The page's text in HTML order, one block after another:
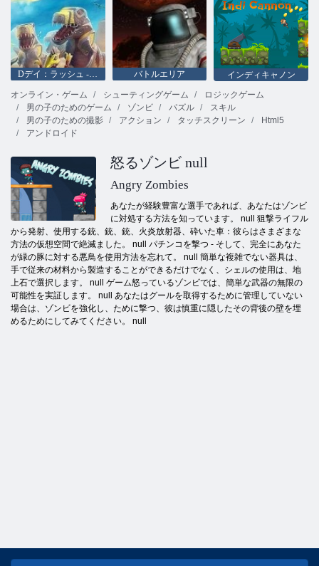
Dデイ：ラッシュ - タワーディフェンス バトルエリア
インディキャノン
オンライン・ゲーム
シューティングゲーム
ロジックゲーム
男の子のためのゲーム
ゾンビ パズル
スキル
男の子のための撮影
アクション タッチスクリーン
Html5
アンドロイド
怒るゾンビ null
Angry Zombies
あなたが経験豊富な選手であれば、あなたはゾンビ
に対処する方法を知っています。 null 狙撃ライフル
から発射、使用する銃、銃、銃、火炎放射器、砕いた車：彼らはさまざまな
方法の仮想空間で絶滅ました。 null パチンコを撃つ - そして、完全にあなた
が緑の豚に対する悪鳥を使用方法を忘れて。 null 簡単な複雑でない器具は、
手で従来の材料から製造することができるだけでなく、シェルの使用は、地
上石で選択します。 null ゲーム怒っているゾンビでは、簡単な武器の無限の
可能性を実証します。 null あなたはグールを取得するために管理していない
場合は、ゾンビを強化し、ために撃つ、彼は慎重に隠したその背後の壁を埋
めるためにしてみてください。 null